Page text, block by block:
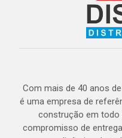
Com mais de 40 anos
é uma empresa de
construção em todo
compromisso de